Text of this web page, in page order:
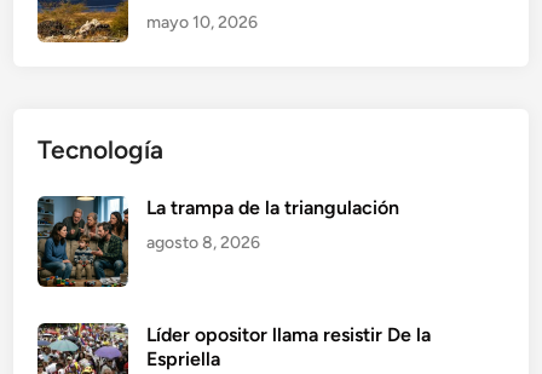
mayo 10, 2026
Tecnología
La trampa de la triangulación
agosto 8, 2026
Líder opositor llama resistir De la
Espriella